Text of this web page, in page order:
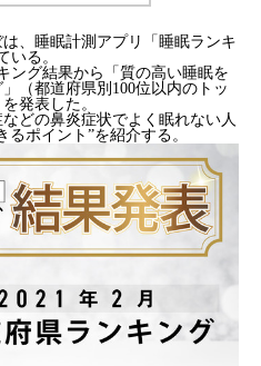
、睡眠計測アプリ「睡眠ランキ
いる。
ング結果から「質の高い睡眠を
（都道府県別100位以内のトッ
発表した。
どの鼻炎症状でよく眠れない人
ポイント”を紹介する。